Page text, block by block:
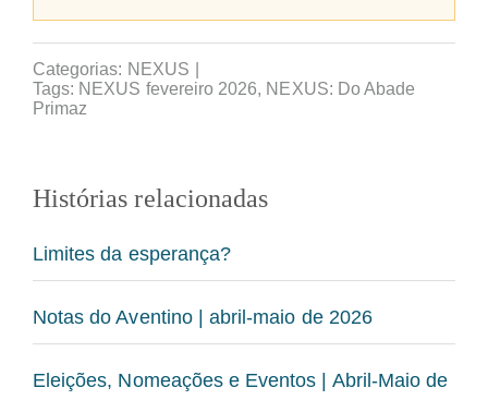
Categorias: NEXUS
Tags: NEXUS fevereiro 2026, NEXUS: Do Abade
Primaz
Histórias relacionadas
Limites da esperança?
Notas do Aventino | abril-maio de 2026
Eleições, Nomeações e Eventos | Abril-Maio de